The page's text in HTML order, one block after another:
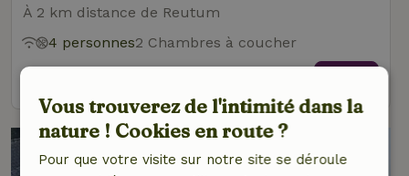
À 2 km distance de Reutum
4 personnes2 Chambres à coucher
Vous trouverez de l'intimité dans la
nature ! Cookies en route ?
Pour que votre visite sur notre site se déroule